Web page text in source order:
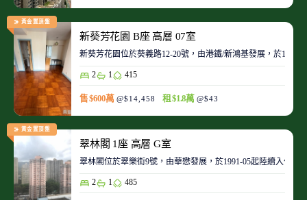
黃金置頂盤
新葵芳花園 B座 高層 07室
新葵芳花園位於葵義路12-20號，由港鐵/新鴻基發展，於
2 1 415
售 $600萬 @$14,458 租 $1.8萬 @$43
黃金置頂盤
翠林閣 1座 高層 G室
翠林閣位於翠樂街9號，由華懋發展，於1991-05起陸續入伙
2 1 485